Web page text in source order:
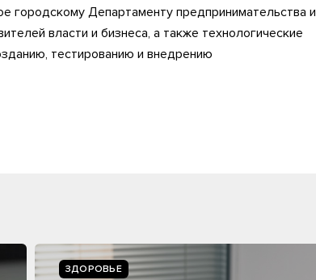
городскому Департаменту предпринимательства и
власти и бизнеса, а также технологические
тестированию и внедрению
ЗДОРОВЬЕ